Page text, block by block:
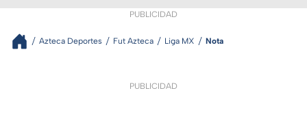
PUBLICIDAD
Azteca Deportes Fut Azteca Liga MX Nota
PUBLICIDAD